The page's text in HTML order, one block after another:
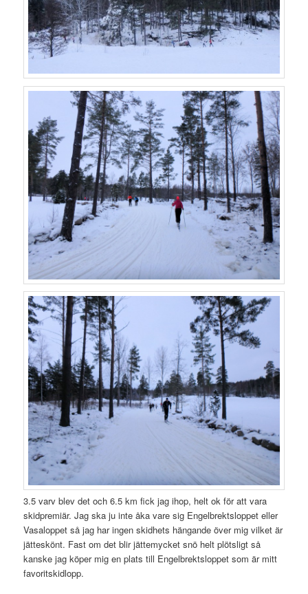
3.5 varv blev det och 6.5 km fick jag ihop, helt ok för att vara
skidpremiär. Jag ska ju inte åka vare sig Engelbrektsloppet eller
Vasaloppet så jag har ingen skidhets hängande över mig vilket är
jätteskönt. Fast om det blir jättemycket snö helt plötsligt så
kanske jag köper mig en plats till Engelbrektsloppet som är mitt
favoritskidlopp.